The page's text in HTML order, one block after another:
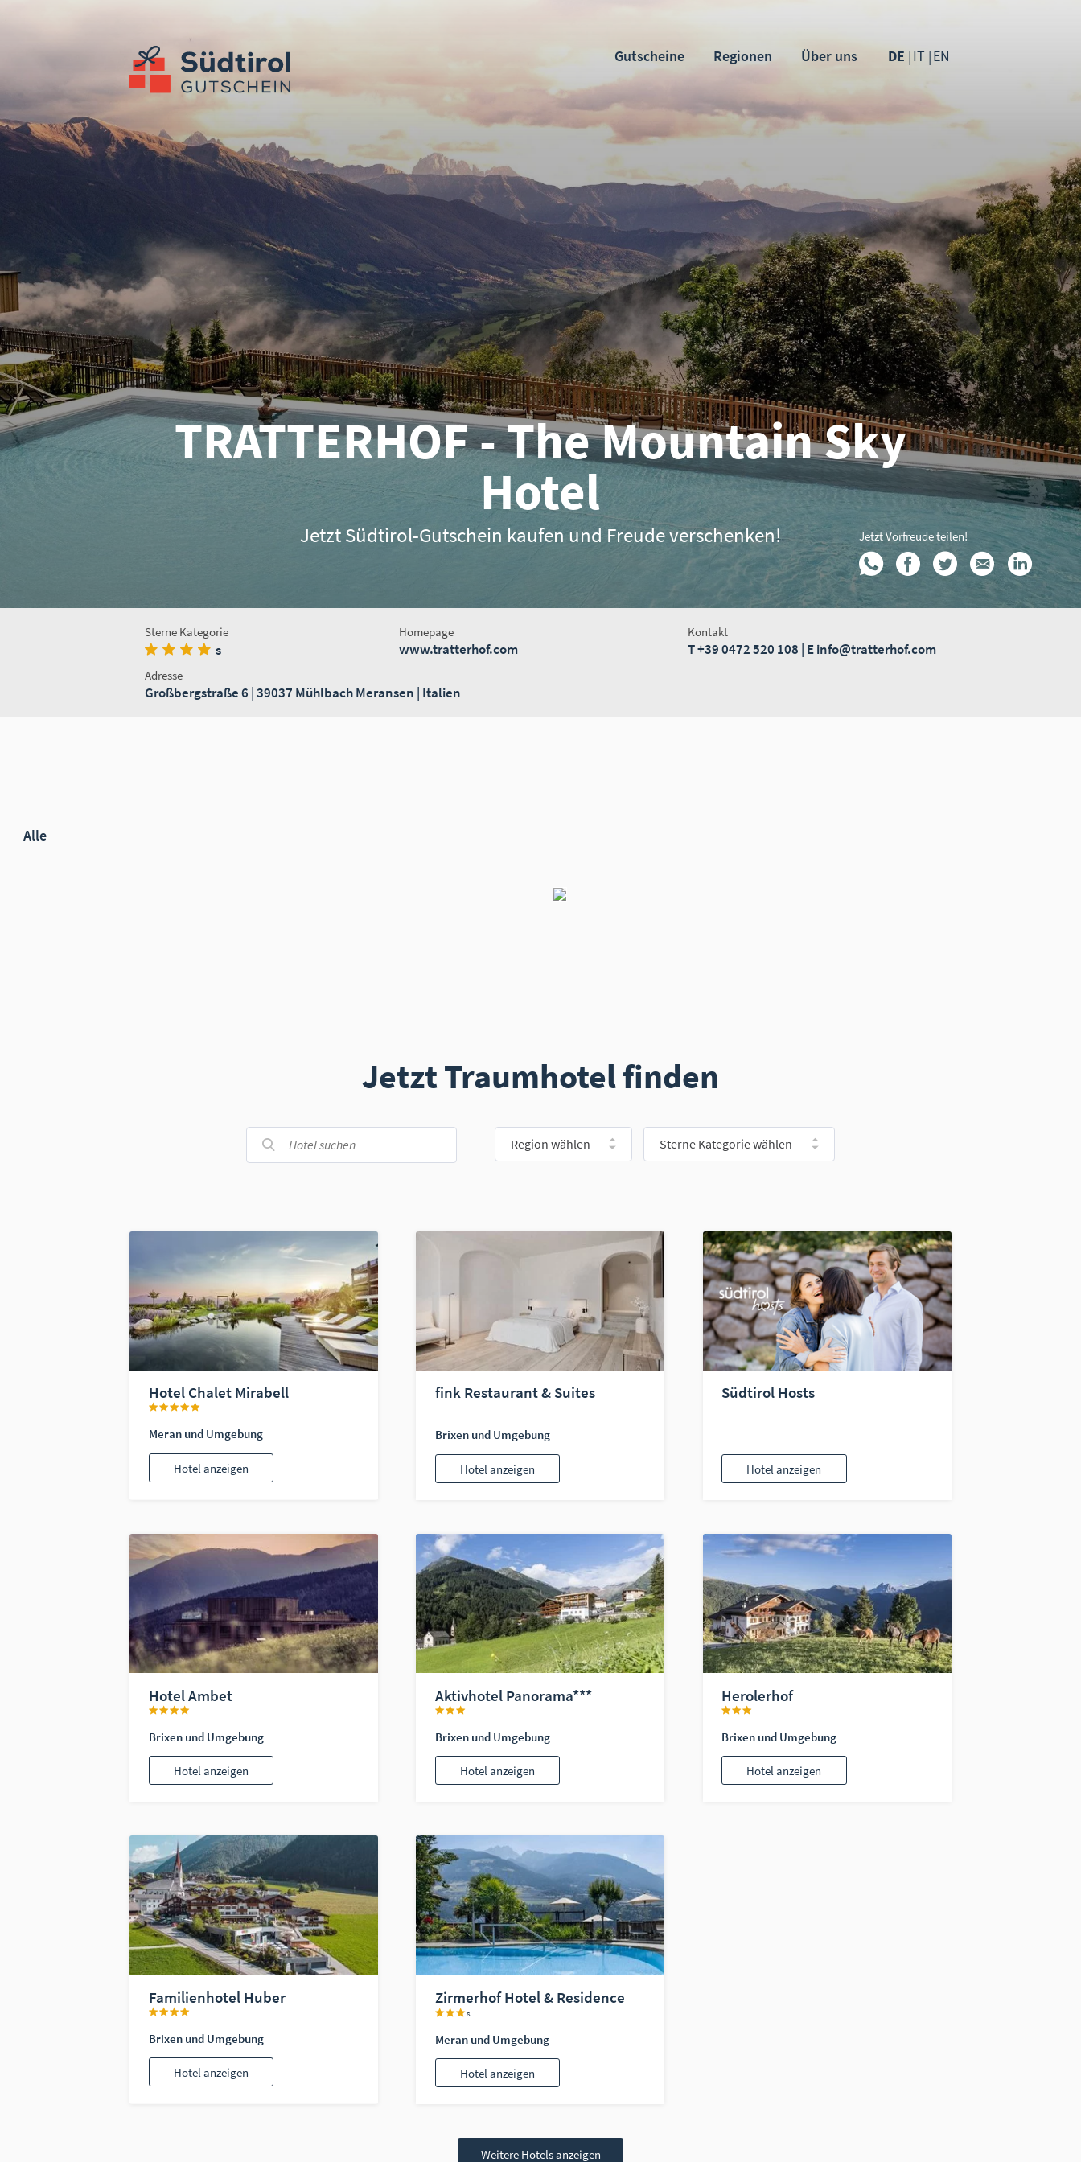
Gutscheine Regionen Über uns DE IT EN
TRATTERHOF - The Mountain Sky
Hotel
Jetzt Südtirol-Gutschein kaufen und Freude verschenken! Jetzt Vorfreude teilen!
Sterne Kategorie
s
Homepage
www.tratterhof.com
Kontakt
T+39 0472 520 108 | Einfo@tratterhof.com
Adresse
Großbergstraße 6 | 39037 Mühlbach Meransen | Italien
Jetzt Traumhotel finden
Region wählen Sterne Kategorie wählen
Hotel Chalet Mirabell
Meran und Umgebung
Hotel anzeigen
fink Restaurant & Suites
Brixen und Umgebung
Hotel anzeigen
Südtirol Hosts
Hotel anzeigen
Hotel Ambet
Brixen und Umgebung
Hotel anzeigen
Aktivhotel Panorama***
Brixen und Umgebung
Hotel anzeigen
Herolerhof
Brixen und Umgebung
Hotel anzeigen
Familienhotel Huber
Brixen und Umgebung
Hotel anzeigen
Zirmerhof Hotel & Residence
s
Meran und Umgebung
Hotel anzeigen
Weitere Hotels anzeigen